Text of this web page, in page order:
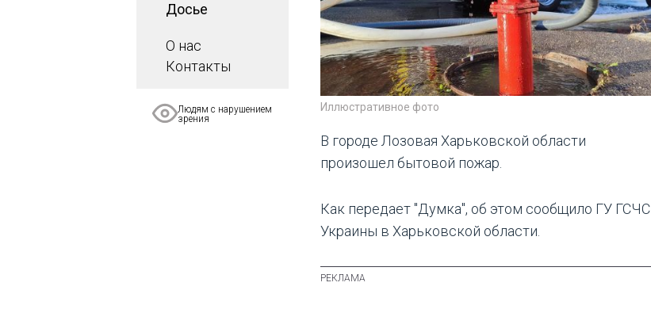
Досье
О нас
Контакты
Людям с нарушением
зрения
Иллюстративное фото
В городе Лозовая Харьковской области
произошел бытовой пожар.
Как передает "Думка", об этом сообщило ГУ ГСЧС
Украины в Харьковской области.